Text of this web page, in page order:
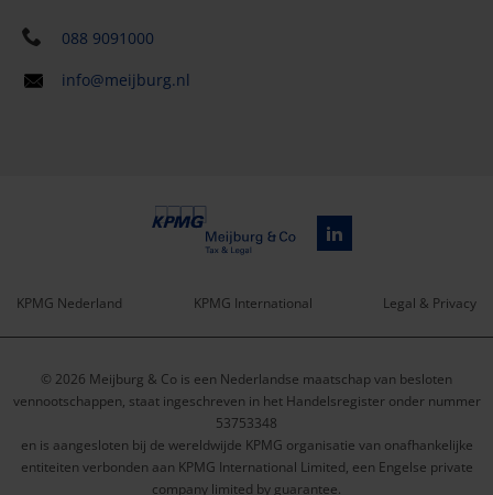
088 9091000
info@meijburg.nl
Service
menu
KPMG Nederland KPMG International Legal & Privacy
© 2026 Meijburg & Co is een Nederlandse maatschap van besloten
vennootschappen, staat ingeschreven in het Handelsregister onder nummer
53753348
en is aangesloten bij de wereldwijde KPMG organisatie van onafhankelijke
entiteiten verbonden aan KPMG International Limited, een Engelse private
company limited by guarantee.